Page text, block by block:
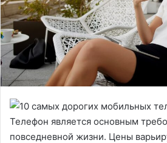
Телефон является основным
повседневной жизни. Цены